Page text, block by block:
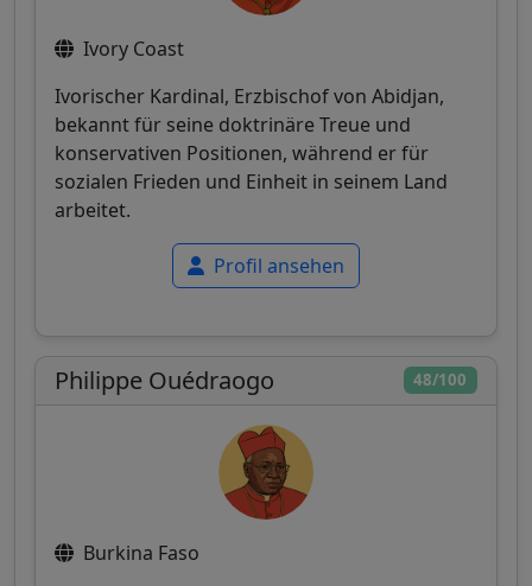
Ivory Coast
Ivorischer Kardinal, Erzbischof von Abidjan,
bekannt für seine doktrinäre Treue und
konservativen Positionen, während er für
sozialen Frieden und Einheit in seinem Land
arbeitet.
Profil ansehen
48/100
Philippe Ouédraogo
Burkina Faso